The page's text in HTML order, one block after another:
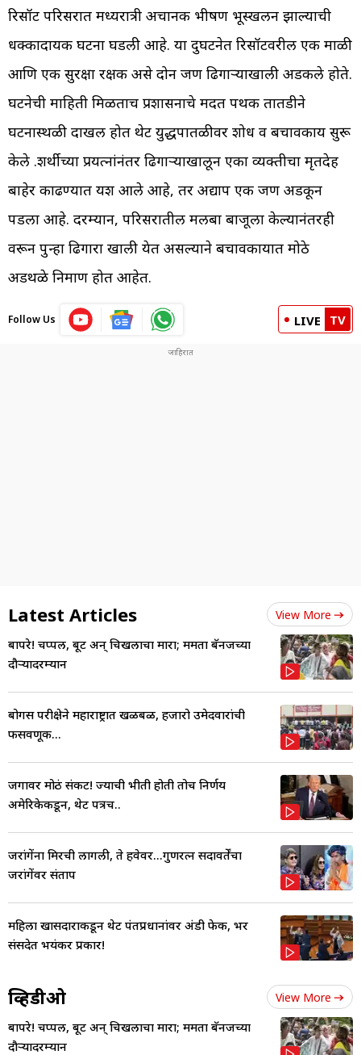
रिसॉर्ट परिसरात मध्यरात्री अचानक भीषण भूस्खलन झाल्याची
धक्कादायक घटना घडली आहे. या दुर्घटनेत रिसॉर्टवरील एक माळी
आणि एक सुरक्षा रक्षक असे दोन जण ढिगाऱ्याखाली अडकले होते.
घटनेची माहिती मिळताच प्रशासनाचे मदत पथक तातडीने
घटनास्थळी दाखल होत थेट युद्धपातळीवर शोध व बचावकार्य सुरू
केले .शर्थीच्या प्रयत्नांनंतर ढिगाऱ्याखालून एका व्यक्तीचा मृतदेह
बाहेर काढण्यात यश आले आहे, तर अद्याप एक जण अडकून
पडला आहे. दरम्यान, परिसरातील मलबा बाजूला केल्यानंतरही
वरून पुन्हा ढिगारा खाली येत असल्याने बचावकार्यात मोठे
अडथळे निर्माण होत आहेत.
Follow Us LIVE TV
Latest Articles View More
बापरे! चप्पल, बूट अन् चिखलाचा मारा; ममता बॅनर्जींच्या
दौऱ्यादरम्यान
बोगस परीक्षेने महाराष्ट्रात खळबळ, हजारो उमेदवारांची
फसवणूक...
जगावर मोठं संकट! ज्याची भीती होती तोच निर्णय
अमेरिकेकडून, थेट पत्रच..
जरांगेंना मिरची लागली, ते हवेवर...गुणरत्न सदावर्तेंचा
जरांगेंवर संताप
महिला खासदाराकडून थेट पंतप्रधानांवर अंडी फेक, भर
संसदेत भयंकर प्रकार!
व्हिडीओ View More
बापरे! चप्पल, बूट अन् चिखलाचा मारा; ममता बॅनर्जींच्या
दौऱ्यादरम्यान